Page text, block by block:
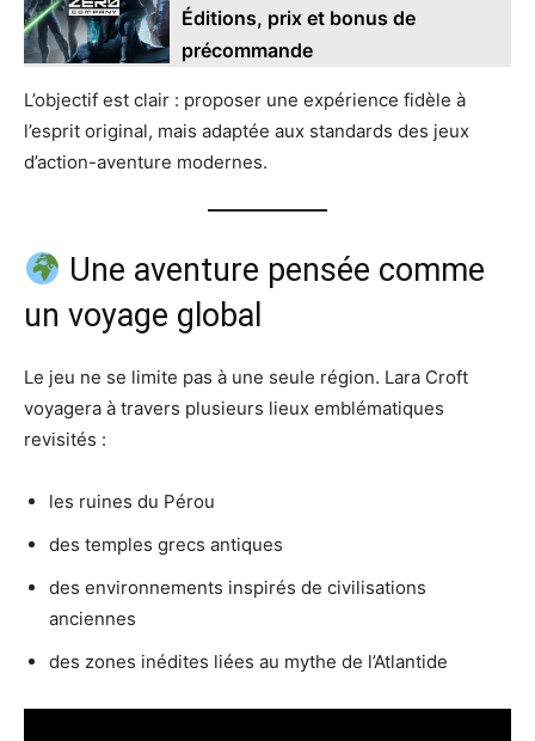
Éditions, prix et bonus de
précommande
L’objectif est clair : proposer une expérience fidèle à
l’esprit original, mais adaptée aux standards des jeux
d’action-aventure modernes.
Une aventure pensée comme
un voyage global
Le jeu ne se limite pas à une seule région. Lara Croft
voyagera à travers plusieurs lieux emblématiques
revisités :
les ruines du Pérou
des temples grecs antiques
des environnements inspirés de civilisations
anciennes
des zones inédites liées au mythe de l’Atlantide